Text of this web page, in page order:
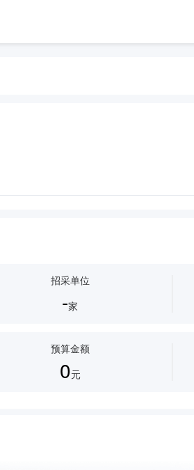
批量印刷服务
招采单位
-家
预算金额
0元